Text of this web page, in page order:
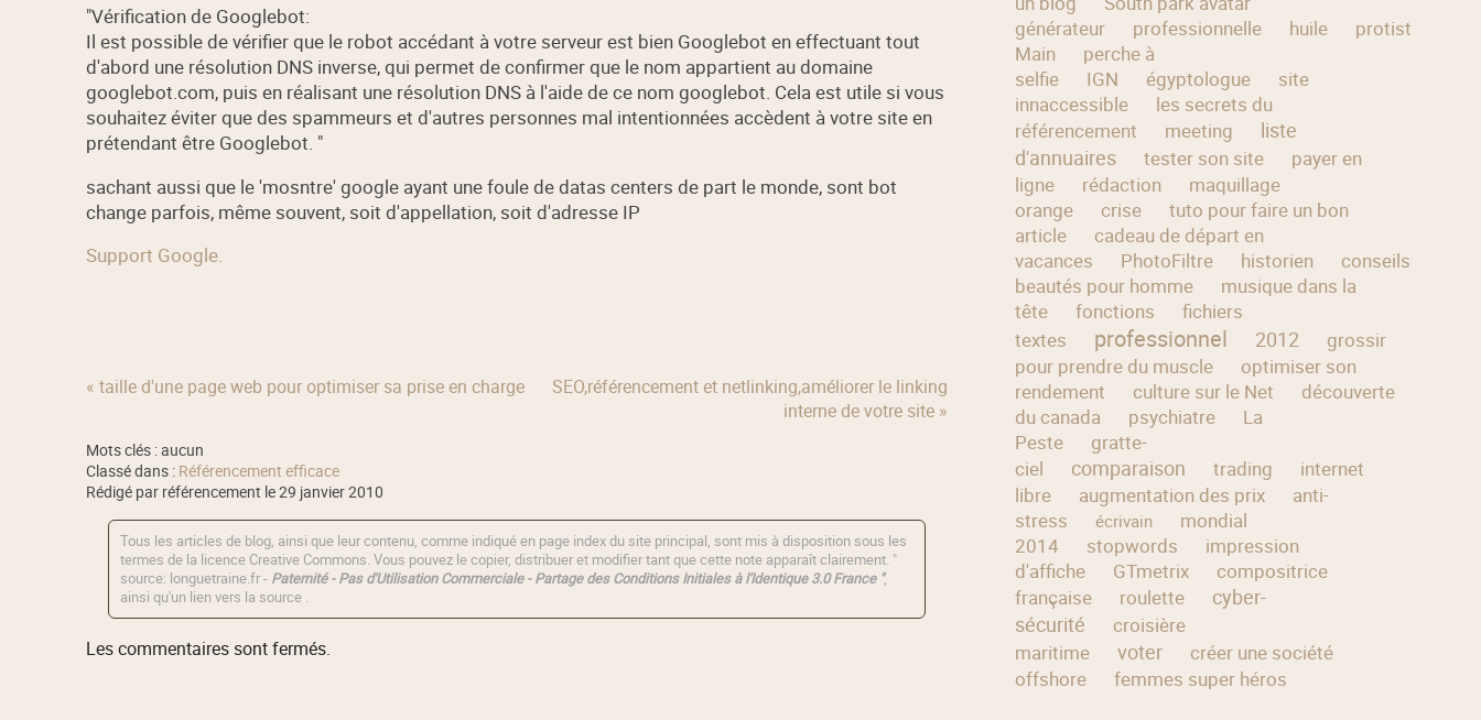
"Vérification de Googlebot:
Il est possible de vérifier que le robot accédant à votre serveur est bien Googlebot en effectuant tout
d'abord une résolution DNS inverse, qui permet de confirmer que le nom appartient au domaine
googlebot.com, puis en réalisant une résolution DNS à l'aide de ce nom googlebot. Cela est utile si vous
souhaitez éviter que des spammeurs et d'autres personnes mal intentionnées accèdent à votre site en
prétendant être Googlebot. "
sachant aussi que le 'mosntre' google ayant une foule de datas centers de part le monde, sont bot
change parfois, même souvent, soit d'appellation, soit d'adresse IP
Support Google.
« taille d'une page web pour optimiser sa prise en charge
SEO,référencement et netlinking,améliorer le linking
interne de votre site »
Mots clés : aucun
Classé dans : Référencement efficace
Rédigé par référencement le 29 janvier 2010
Tous les articles de blog, ainsi que leur contenu, comme indiqué en page index du site principal, sont mis à disposition sous les
termes de la licence Creative Commons. Vous pouvez le copier, distribuer et modifier tant que cette note apparaît clairement. "
source: longuetraine.fr - Paternité - Pas d'Utilisation Commerciale - Partage des Conditions Initiales à l'Identique 3.0 France ",
ainsi qu'un lien vers la source .
Les commentaires sont fermés.
générateur
professionnelle huile
protistution
Main
perche à
selfie
IGN égyptologue
site
innaccessible
les secrets du
référencement
meeting
liste
d'annuaires
tester son site
payer en
ligne
rédaction
maquillage
orange
crise
tuto pour faire un bon
article
cadeau de départ en
vacances
PhotoFiltre historien
conseils
beautés pour homme
musique dans la
tête
fonctions
fichiers
textes
professionnel 2012
grossir
pour prendre du muscle
optimiser son
rendement
culture sur le Net
découverte
du canada
psychiatre
La
Peste
gratte-
ciel
comparaison trading
internet
libre
augmentation des prix
anti-
stress
écrivain
mondial
2014
stopwords
impression
d'affiche
GTmetrix
compositrice
française
roulette
cyber-
sécurité
croisière
maritime
voter
créer une société
offshore
femmes super héros